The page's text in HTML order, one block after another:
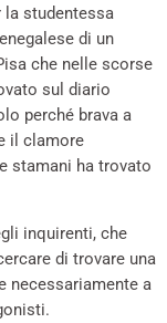
la studentessa
di un
che nelle scorse
sul diario
perché brava a
il clamore
stamani ha trovato
inquirenti, che
di trovare una
necessariamente a